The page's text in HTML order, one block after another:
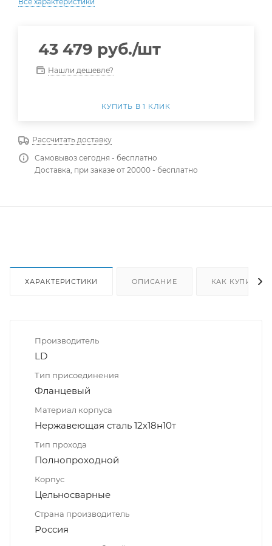
43 479 руб./шт
Нашли дешевле?
КУПИТЬ В 1 КЛИК
Рассчитать доставку
Самовывоз сегодня - бесплатно
Доставка, при заказе от 20000 - бесплатно
ХАРАКТЕРИСТИКИ ОПИСАНИЕ КАК КУПИТЬ
Производитель
LD
Тип присоединения
Фланцевый
Материал корпуса
Нержавеющая сталь 12х18н10т
Тип прохода
Полнопроходной
Корпус
Цельносварные
Страна производитель
Россия